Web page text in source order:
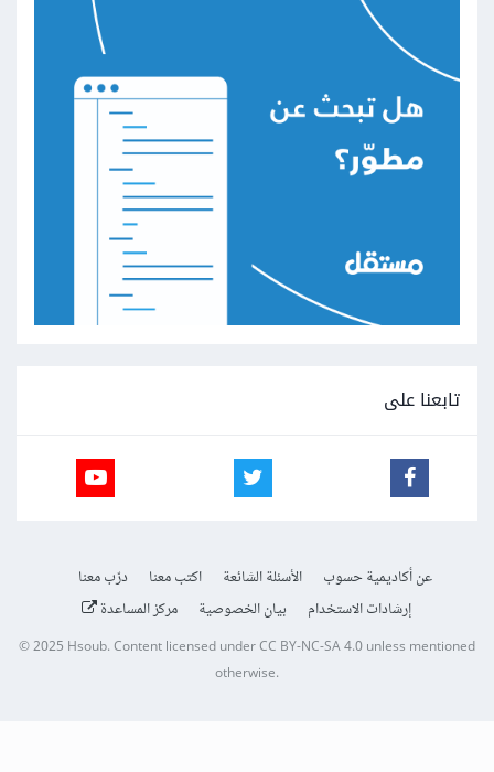
تابعنا على
عن أكاديمية حسوب الأسئلة الشائعة اكتب معنا
درّب معنا
إرشادات الاستخدام
بيان الخصوصية مركز المساعدة
© 2025 Hsoub.Content licensed underCC BY-NC-SA 4.0unless mentioned
otherwise.